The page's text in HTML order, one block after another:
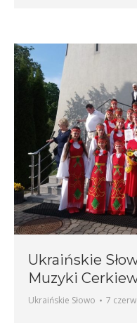
Ukraińskie
Muzyki
Ukraińskie Słowo 7